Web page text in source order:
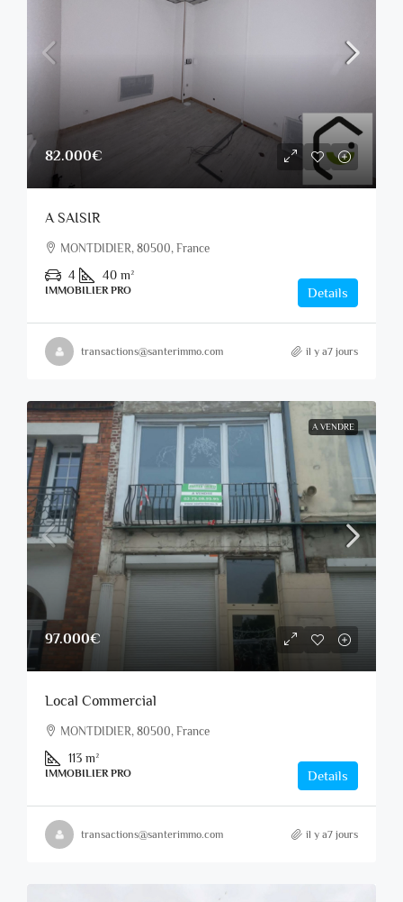
82.000€
A SAISIR
MONTDIDIER, 80500, France
4 40 m²
IMMOBILIER PRO Details
transactions@santerimmo.com il y a7 jours
A VENDRE
97.000€
Local Commercial
MONTDIDIER, 80500, France
113 m²
IMMOBILIER PRO Details
transactions@santerimmo.com il y a7 jours